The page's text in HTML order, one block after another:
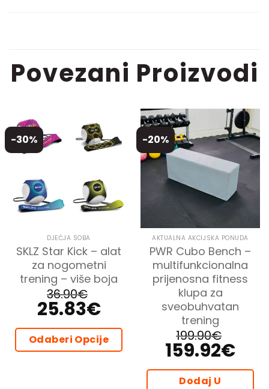
Povezani Proizvodi
-30%
DJEČJA SOBA
SKLZ Star Kick – alat
za nogometni
trening – više boja
36.90€
Izvorna
cijena
je:
36.90€.
25.83€Trenutna
cijena
25.83€.
Odaberi Opcije
-20%
AKTUALNA AKCIJSKA PONUDA
PWR Cubo Bench –
multifunkcionalna
prijenosna fitness
klupa za
sveobuhvatan
trening
199.90€
Izvorna
cijena
je:
199.90€.
159.92€cijena
159.92€.
Dodaj U